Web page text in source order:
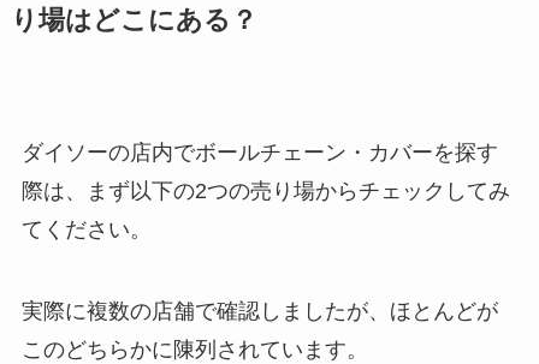
り場はどこにある？
ダイソーの店内でボールチェーン・カバーを探す
際は、まず以下の2つの売り場からチェックしてみ
てください。
実際に複数の店舗で確認しましたが、ほとんどが
このどちらかに陳列されています。